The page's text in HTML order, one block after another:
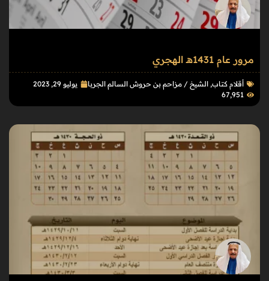
مرور عام 1431هـ الهجري
أقلام كتاب, الشيخ / مزاحم بن حروش السالم الجربا
يوليو 29, 2023
67٬951